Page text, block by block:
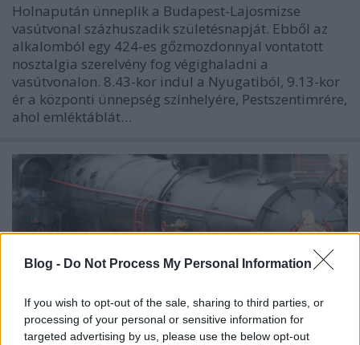
Blog - Do Not Process My Personal Information
If you wish to opt-out of the sale, sharing to third parties, or
processing of your personal or sensitive information for
targeted advertising by us, please use the below opt-out
Holnapután ünneplik a Budapest-Lajosmizse
vasútvonal százhuszadik születésnapját. Ebből az
alkalomból egy 424-es gőzmozdonnyal vontatott
nosztalgia szerelvény fog végighaladni a
vasútvonalon. 8.43-kor indul a Nyugatiból, 9.13-kor
ér a központi ünnepség színhelyére, Pestszentimrére,
ahol emléktáblát…